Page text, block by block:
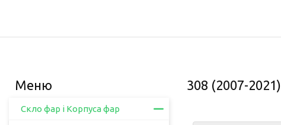
308 (2007-2021)
Скло фар і Корпуса фар